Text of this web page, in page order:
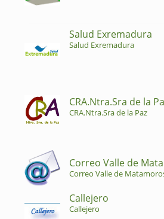
Salud Exremadura
Salud Exremadura
CRA.Ntra.Sra de la
CRA.Ntra.Sra de la Paz
Correo Valle de
Correo Valle de
Callejero
Callejero